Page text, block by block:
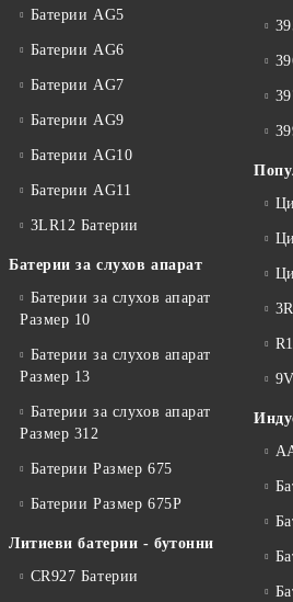
Батерии AG5
Батерии AG6
Батерии AG7
Батерии AG9
Батерии AG10
Батерии AG11
3LR12 Батерии
Батерии за слухов апарат
Батерии за слухов апарат
Размер 10
Батерии за слухов апарат
Размер 13
Батерии за слухов апарат
Размер 312
Батерии Размер 675
Батерии Размер 675P
Литиеви батерии - бутонни
CR927 Батерии